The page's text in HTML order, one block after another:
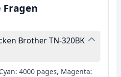
Brother TN-320BK
4000 pages, Magenta: